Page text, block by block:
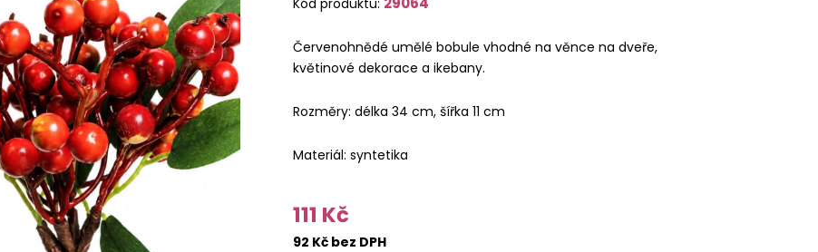
Červenohnědé umělé bobule vhodné na věnce na dveře,
květinové dekorace a ikebany.
Rozměry: délka 34 cm, šířka 11 cm
Materiál: syntetika
111 Kč
92 Kč bez DPH